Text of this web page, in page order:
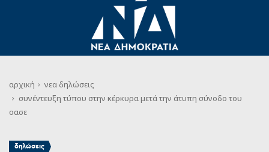
αρχική νεα δηλώσεις
συνέντευξη τύπου στην κέρκυρα μετά την άτυπη σύνοδο του
οασε
δηλώσεις